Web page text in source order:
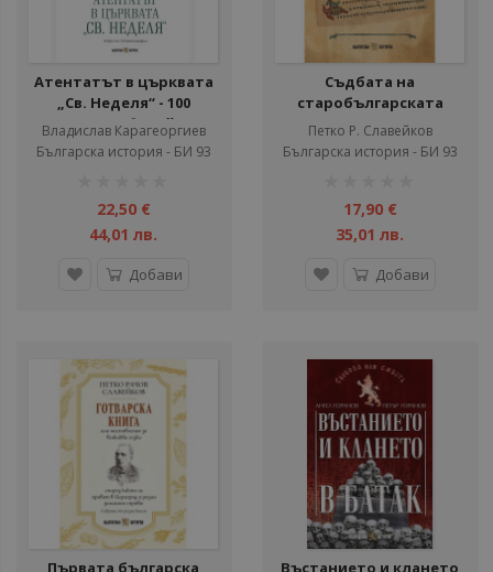
Атентатът в църквата
„Св. Неделя“ - 100
години юбилейно
издание
Владислав Карагеоргиев
Българска история - БИ 93
22,50 €
44,01 лв.
Добави
Съдбата на
старобългарската
ръкописна книга през
вековете
Петко Р. Славейков
Българска история - БИ 93
17,90 €
35,01 лв.
Добави
Първата българска Въстанието и клането